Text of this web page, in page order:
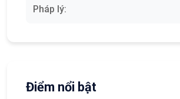
Pháp lý:
Điểm nổi bật